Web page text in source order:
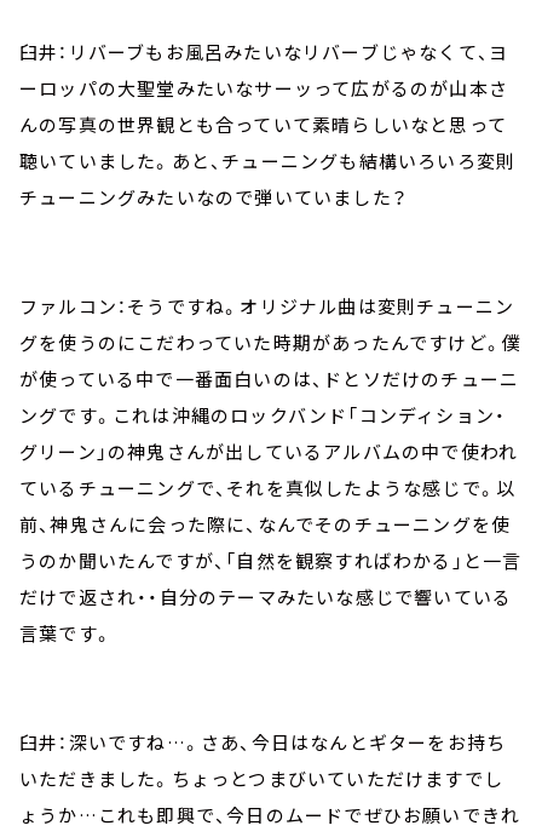
臼井：リバーブもお風呂みたいなリバーブじゃなくて、ヨ
ーロッパの大聖堂みたいなサーッって広がるのが山本さ
んの写真の世界観とも合っていて素晴らしいなと思って
聴いていました。あと、チューニングも結構いろいろ変則
チューニングみたいなので弾いていました？
ファルコン：そうですね。オリジナル曲は変則チューニン
グを使うのにこだわっていた時期があったんですけど。僕
が使っている中で一番面白いのは、ドとソだけのチューニ
ングです。これは沖縄のロックバンド「コンディション・
グリーン」の神鬼さんが出しているアルバムの中で使われ
ているチューニングで、それを真似したような感じで。以
前、神鬼さんに会った際に、なんでそのチューニングを使
うのか聞いたんですが、「自然を観察すればわかる」と一言
だけで返され・・自分のテーマみたいな感じで響いている
言葉です。
臼井：深いですね…。さあ、今日はなんとギターをお持ち
いただきました。ちょっとつまびいていただけますでし
ょうか…これも即興で、今日のムードでぜひお願いできれ